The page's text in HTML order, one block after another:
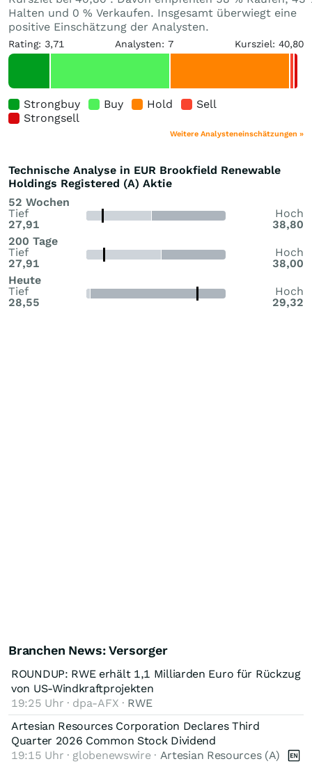
Halten und 0 % Verkaufen. Insgesamt überwiegt eine
positive Einschätzung der Analysten.
Rating: 3,71 Analysten: 7 Kursziel: 40,80
Strongbuy Buy Hold
Sell
Strongsell
Weitere Analysteneinschätzungen »
Technische Analyse in EUR Brookfield Renewable
Holdings Registered (A) Aktie
52 Wochen
Tief
27,91
Hoch
38,80
200 Tage
Tief
27,91
Hoch
38,00
Heute
Tief
28,55
Hoch
29,32
Branchen News: Versorger
ROUNDUP: RWE erhält 1,1 Milliarden Euro für Rückzug
von US-Windkraftprojekten
19:25 Uhr · dpa-AFX · RWE
Artesian Resources Corporation Declares Third
Quarter 2026 Common Stock Dividend
19:15 Uhr · globenewswire · Artesian Resources (A)